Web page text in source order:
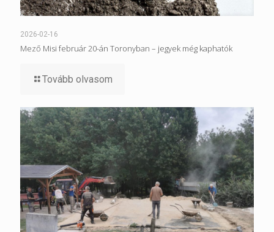
2026-02-16
Mező Misi február 20-án Toronyban – jegyek még kaphatók
Tovább olvasom